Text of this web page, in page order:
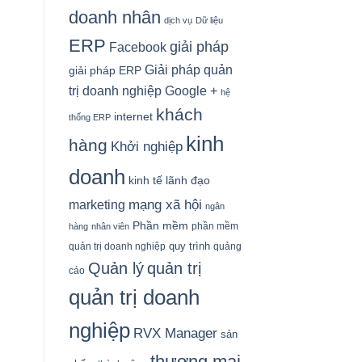
doanh nhân dịch vụ Dữ liệu
ERP Facebook giải pháp
giải pháp ERP Giải pháp quản
trị doanh nghiệp Google + hệ
thống ERP internet khách
hàng Khởi nghiệp kinh
doanh kinh tế lãnh đạo
marketing mạng xã hội ngân
hàng nhân viên Phần mềm phần mềm
quản trị doanh nghiệp quy trình quảng
cáo Quản lý quản trị
quản trị doanh
nghiệp RVX Manager sản